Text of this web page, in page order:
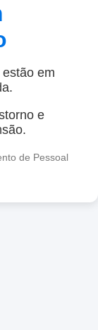
em
e
de Pessoal